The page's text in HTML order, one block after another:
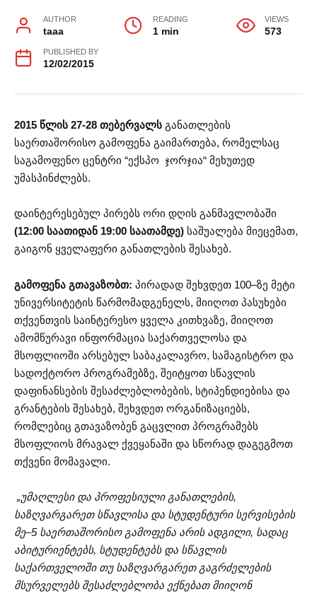
AUTHOR
taaa
READING
1 min
VIEWS
573
PUBLISHED BY
12/02/2015
2015 წლის 27-28 თებერვალს განათლების
საერთაშორისო გამოფენა გაიმართება, რომელსაც
საგამოფენო ცენტრი “ექსპო ჯორჯია“ მეხუთედ
უმასპინძლებს.
დაინტერესებულ პირებს ორი დღის განმავლობაში
(12:00 საათიდან 19:00 საათამდე) საშუალება მიეცემათ,
გაიგონ ყველაფერი განათლების შესახებ.
გამოფენა გთავაზობთ: პირადად შეხვდეთ 100–ზე მეტი
უნივერსიტეტის წარმომადგენელს, მიიღოთ პასუხები
თქვენთვის საინტერესო ყველა კითხვაზე, მიიღოთ
ამომწურავი ინფორმაცია საქართველოსა და
მსოფლიოში არსებულ საბაკალავრო, სამაგისტრო და
სადოქტორო პროგრამებზე, შეიტყოთ სწავლის
დაფინანსების შესაძლებლობების, სტიპენდიებისა და
გრანტების შესახებ, შეხვდეთ ორგანიზაციებს,
რომლებიც გთავაზობენ გაცვლით პროგრამებს
მსოფლიოს მრავალ ქვეყანაში და სწორად დაგეგმოთ
თქვენი მომავალი.
„უმაღლესი და პროფესიული განათლების,
საზღვარგარეთ სწავლისა და სტუდენტური სერვისების
მე–5 საერთაშორისო გამოფენა არის ადგილი, სადაც
აბიტურიენტებს, სტუდენტებს და სწავლის
საქართველოში თუ საზღვარგარეთ გაგრძელების
მსურველებს შესაძლებლობა ექნებათ მიიღონ